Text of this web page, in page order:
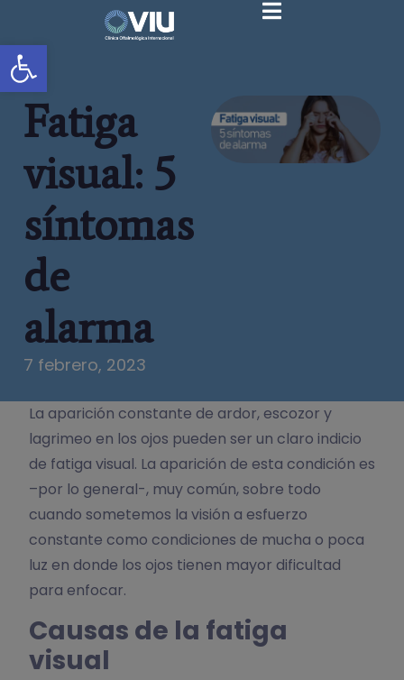
Abrir barra de herramientas
Fatiga
visual: 5
síntomas
de
alarma
7 febrero, 2023
La aparición constante de ardor, escozor y
lagrimeo en los ojos pueden ser un claro indicio
de fatiga visual. La aparición de esta condición es
–por lo general-, muy común, sobre todo
cuando sometemos la visión a esfuerzo
constante como condiciones de mucha o poca
luz en donde los ojos tienen mayor dificultad
para enfocar.
Causas de la fatiga
visual